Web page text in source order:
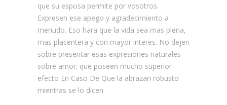
que su esposa permite por vosotros.
Expresen ese apego y agradecimiento a
menudo. Eso hara que la vida sea mas plena,
mas placentera y con mayor interes. No dejen
sobre presentar esas expresiones naturales
sobre amor; que poseen mucho superior
efecto En Caso De Que la abrazan robusto
mientras se lo dicen.